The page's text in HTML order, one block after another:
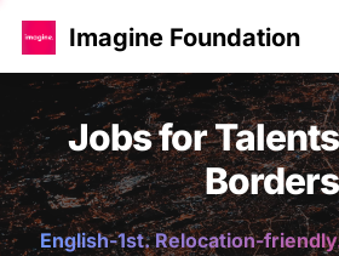
Imagine Foundation
Jobs for
Borders
English-1st. Relocation-